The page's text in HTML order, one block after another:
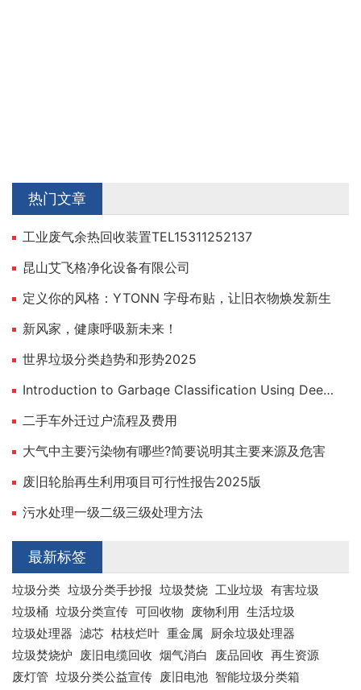
热门文章
工业废气余热回收装置TEL15311252137
昆山艾飞格净化设备有限公司
定义你的风格：YTONN 字母布贴，让旧衣物焕发新生
新风家，健康呼吸新未来！
世界垃圾分类趋势和形势2025
Introduction to Garbage Classification Using Deep Learning
二手车外迁过户流程及费用
大气中主要污染物有哪些?简要说明其主要来源及危害
废旧轮胎再生利用项目可行性报告2025版
污水处理一级二级三级处理方法
最新标签
垃圾分类 垃圾分类手抄报 垃圾焚烧 工业垃圾 有害垃圾
垃圾桶 垃圾分类宣传 可回收物 废物利用 生活垃圾
垃圾处理器 滤芯 枯枝烂叶 重金属 厨余垃圾处理器
垃圾焚烧炉 废旧电缆回收 烟气消白 废品回收 再生资源
废灯管 垃圾分类公益宣传 废旧电池 智能垃圾分类箱